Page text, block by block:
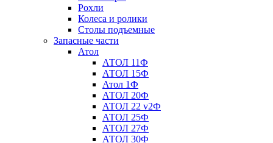
Рохли
Колеса и ролики
Столы подъемные
Запасные части
Атол
АТОЛ 11Ф
АТОЛ 15Ф
Атол 1Ф
АТОЛ 20Ф
АТОЛ 22 v2Ф
АТОЛ 25Ф
АТОЛ 27Ф
АТОЛ 30Ф